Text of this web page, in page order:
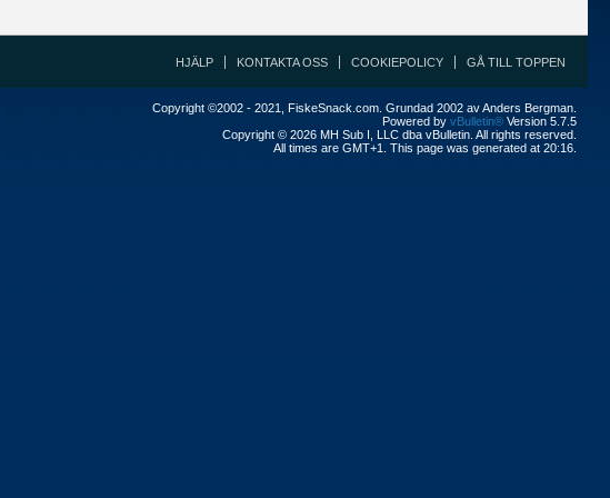
HJÄLP KONTAKTA OSS COOKIEPOLICY GÅ TILL TOPPEN
Copyright ©2002 - 2021, FiskeSnack.com. Grundad 2002 av Anders Bergman.
Powered by vBulletin® Version 5.7.5
Copyright © 2026 MH Sub I, LLC dba vBulletin. All rights reserved.
All times are GMT+1. This page was generated at 20:16.